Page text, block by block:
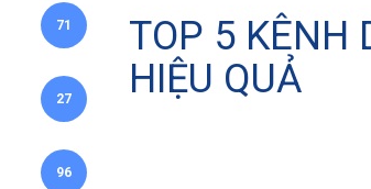
71
27
96
TOP 5 KÊNH
HIỆU QUẢ